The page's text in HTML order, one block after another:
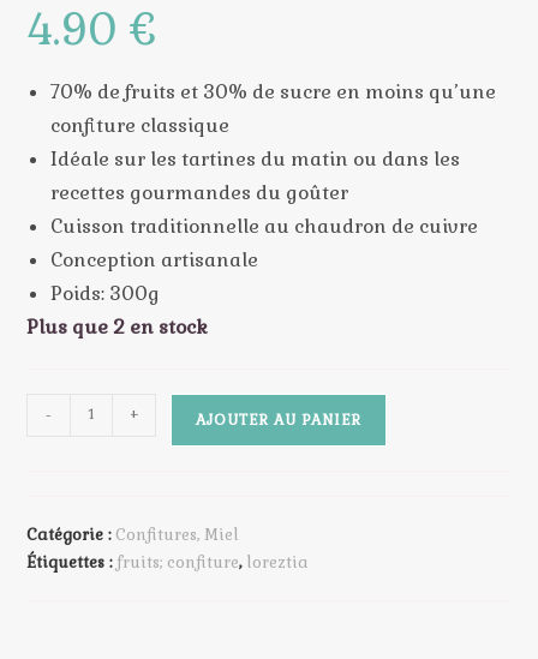
4.90€
70% de fruits et 30% de sucre en moins qu’une
confiture classique
Idéale sur les tartines du matin ou dans les
recettes gourmandes du goûter
Cuisson traditionnelle au chaudron de cuivre
Conception artisanale
Poids: 300g
Plus que 2 en stock
quantité
Confiture
de
- + AJOUTER AU PANIER
Catégorie : Confitures, Miel
Étiquettes : fruits; confiture, loreztia